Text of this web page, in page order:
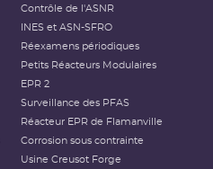
Contrôle de l'ASNR
INES et ASN-SFRO
Réexamens périodiques
Petits Réacteurs Modulaires
EPR 2
Surveillance des PFAS
Réacteur EPR de Flamanville
Corrosion sous contrainte
Usine Creusot Forge